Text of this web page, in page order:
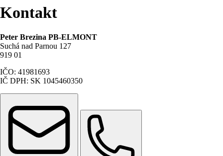
Kontakt
Peter Brezina PB-ELMONT
Suchá nad Parnou 127
919 01
IČO: 41981693
IČ DPH: SK 1045460350